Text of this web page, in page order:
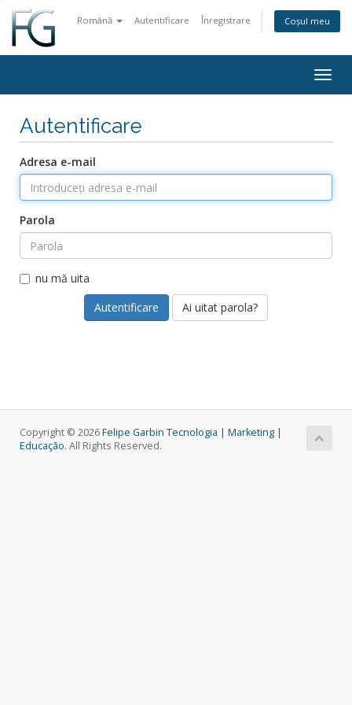
Română Autentificare Înregistrare Coșul meu
Autentificare
Adresa e-mail
Parola
nu mă uita
Ai uitat parola?
Copyright © 2026Felipe Garbin Tecnologia | Marketing |
Educação. All Rights Reserved.